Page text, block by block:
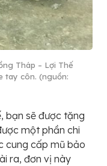
Tháp – Lợi Thế
tay côn. (nguồn:
bạn sẽ được tặng
một phần chi
cung cấp mũ bảo
ra, đơn vị này